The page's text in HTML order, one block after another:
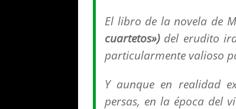
El libro de la novela de
cuartetos»)del erudito
particularmente valioso
Y aunque en realidad
persas, en la época del